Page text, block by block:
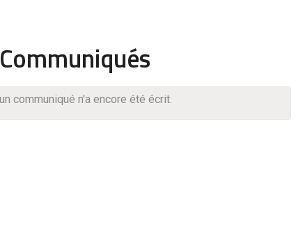
Communiqués
communiqué n'a encore été écrit.